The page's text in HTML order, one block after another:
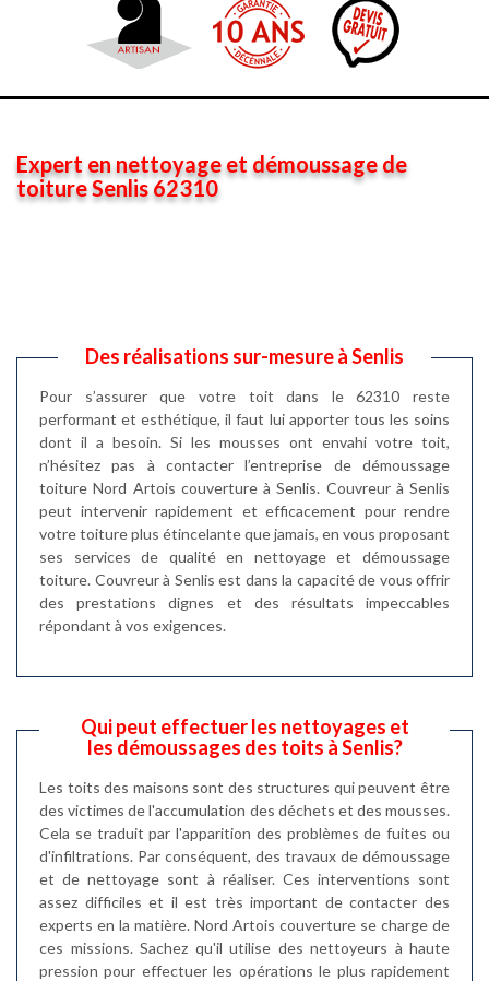
Expert en nettoyage et démoussage de
toiture Senlis 62310
Des réalisations sur-mesure à Senlis
Pour s’assurer que votre toit dans le 62310 reste
performant et esthétique, il faut lui apporter tous les soins
dont il a besoin. Si les mousses ont envahi votre toit,
n’hésitez pas à contacter l’entreprise de démoussage
toiture Nord Artois couverture à Senlis. Couvreur à Senlis
peut intervenir rapidement et efficacement pour rendre
votre toiture plus étincelante que jamais, en vous proposant
ses services de qualité en nettoyage et démoussage
toiture. Couvreur à Senlis est dans la capacité de vous offrir
des prestations dignes et des résultats impeccables
répondant à vos exigences.
Qui peut effectuer les nettoyages et
les démoussages des toits à Senlis?
Les toits des maisons sont des structures qui peuvent être
des victimes de l'accumulation des déchets et des mousses.
Cela se traduit par l'apparition des problèmes de fuites ou
d'infiltrations. Par conséquent, des travaux de démoussage
et de nettoyage sont à réaliser. Ces interventions sont
assez difficiles et il est très important de contacter des
experts en la matière. Nord Artois couverture se charge de
ces missions. Sachez qu'il utilise des nettoyeurs à haute
pression pour effectuer les opérations le plus rapidement